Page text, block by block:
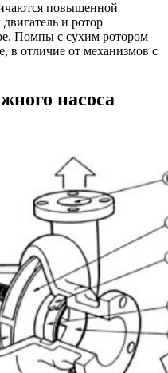
повышенной
и ротор
Помпы с сухим ротором
в отличие от механизмов с
насоса